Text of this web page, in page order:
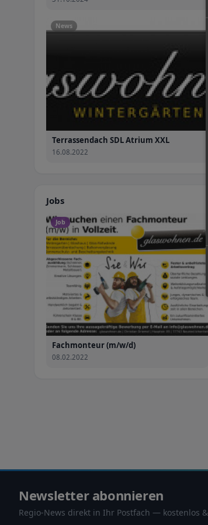
News
Terrassendach SDL Atrium XXL
16.08.2022
Jobs
Job
Fachmonteur (m/w/d)
08.02.2022
Newsletter abonnieren
Regio-News direkt in Ihr Postfach — kostenlos